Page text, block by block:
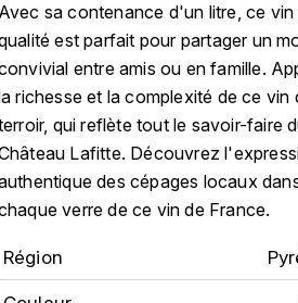
Avec sa contenance d'un litre, ce vin
est parfait pour partager un
entre amis ou en famille.
richesse et la complexité de ce vin
qui reflète tout le savoir-faire
Lafitte. Découvrez
des cépages locaux
verre de ce vin de France.
Région